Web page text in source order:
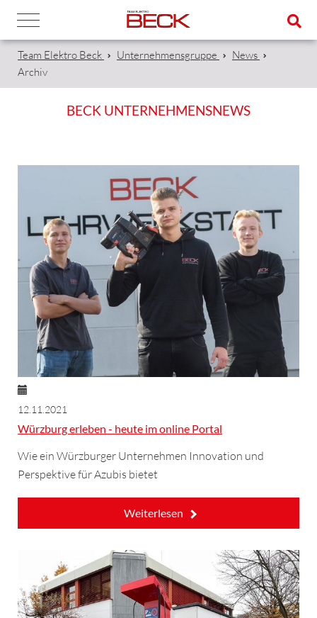
Team Elektro Beck Unternehmensgruppe
News
Archiv
BECK UNTERNEHMENSNEWS
12.11.2021
Würzburg erleben - heute im online Portal
Wie ein Würzburger Unternehmen Innovation und
Perspektive für Azubis bietet
Weiterlesen